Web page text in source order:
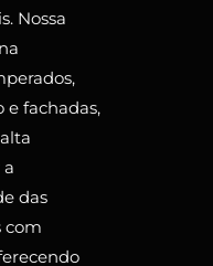
Nossa
e fachadas,
das
com